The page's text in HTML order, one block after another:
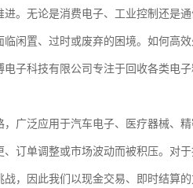
。无论是消费电子、工业控制还是
闲置、过时或废弃的困境。如何高
子科技有限公司专注于回收各类电子
广泛应用于汽车电子、医疗器械、
订单调整或市场波动而被积压。对
，因此我们以现金交易、即时结算